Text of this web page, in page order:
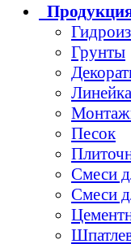
Грунты
Песок
Смеси
Смеси